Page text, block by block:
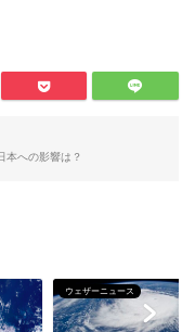
本への影響は？
ウェザーニュース